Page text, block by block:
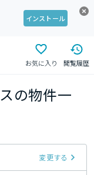
インストール
お気に入り 閲覧履歴
の物件一
変更する